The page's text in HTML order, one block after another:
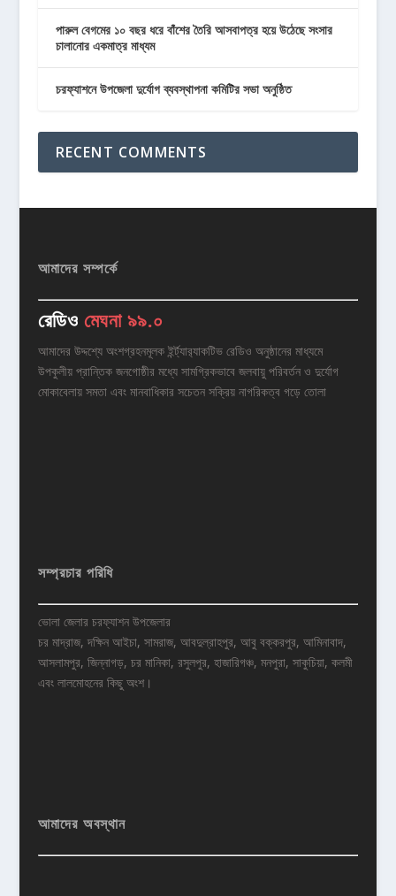
পারুল বেগমের ১০ বছর ধরে বাঁশের তৈরি আসবাপত্র হয়ে উঠেছে সংসার
চালানোর একমাত্র মাধ্যম
চরফ্যাশনে উপজেলা দুর্যোগ ব্যবস্থাপনা কমিটির সভা অনুষ্ঠিত
RECENT COMMENTS
আমাদের সম্পর্কে
রেডিও মেঘনা ৯৯.০
আমাদের উদ্দশ্যে অংশগ্রহনমূলক ইর্ন্ট্যার‌্যাকটিভ রেডিও অনুষ্ঠানের মাধ্যমে
উপকুলীয় প্রান্তিক জনগোষ্ঠীর মধ্যে সামগ্রিকভাবে জলবায়ু পরিবর্তন ও দুর্যোগ
মোকাবেলায় সমতা এবং মানবাধিকার সচেতন সক্রিয় নাগরিকত্ব গড়ে তোলা
সম্প্রচার পরিধি
ভোলা জেলার চরফ্যাশন উপজেলার
চর মাদ্রাজ, দক্ষিন আইচা, সামরাজ, আবদুল্রাহপুর, আবু বক্করপুর, আমিনাবাদ,
আসলামপুর, জিন্নাগড়, চর মানিকা, রসুলপুর, হাজারিগঞ্চ, মনপুরা, সাকুচিয়া, কলমী
এবং লালমোহনের কিছু অংশ।
আমাদের অবস্থান